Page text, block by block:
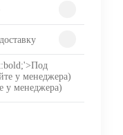
у менеджера)